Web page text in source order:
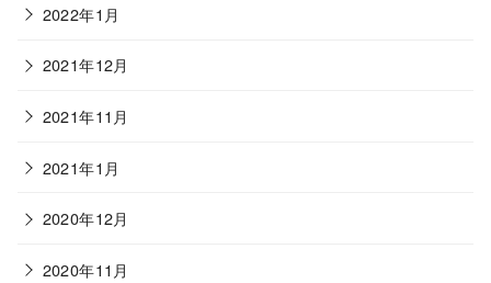
2022年1月
2021年12月
2021年11月
2021年1月
2020年12月
2020年11月